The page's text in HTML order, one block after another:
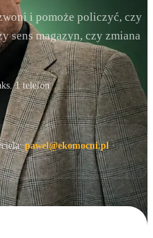
i pomoże policzyć, czy
sens magazyn, czy zmiana
1 telefon
pawel@ekomocni.pl·